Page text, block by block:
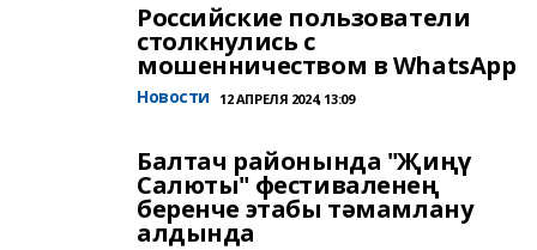
Российские пользователи
столкнулись с
мошенничеством в WhatsApp
Новости 12 АПРЕЛЯ 2024, 13:09
Балтач районында "Җиңү
Салюты" фестиваленең
беренче этабы тәмамлану
алдында